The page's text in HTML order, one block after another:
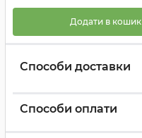
Додати в кошик
Способи доставки
Способи оплати